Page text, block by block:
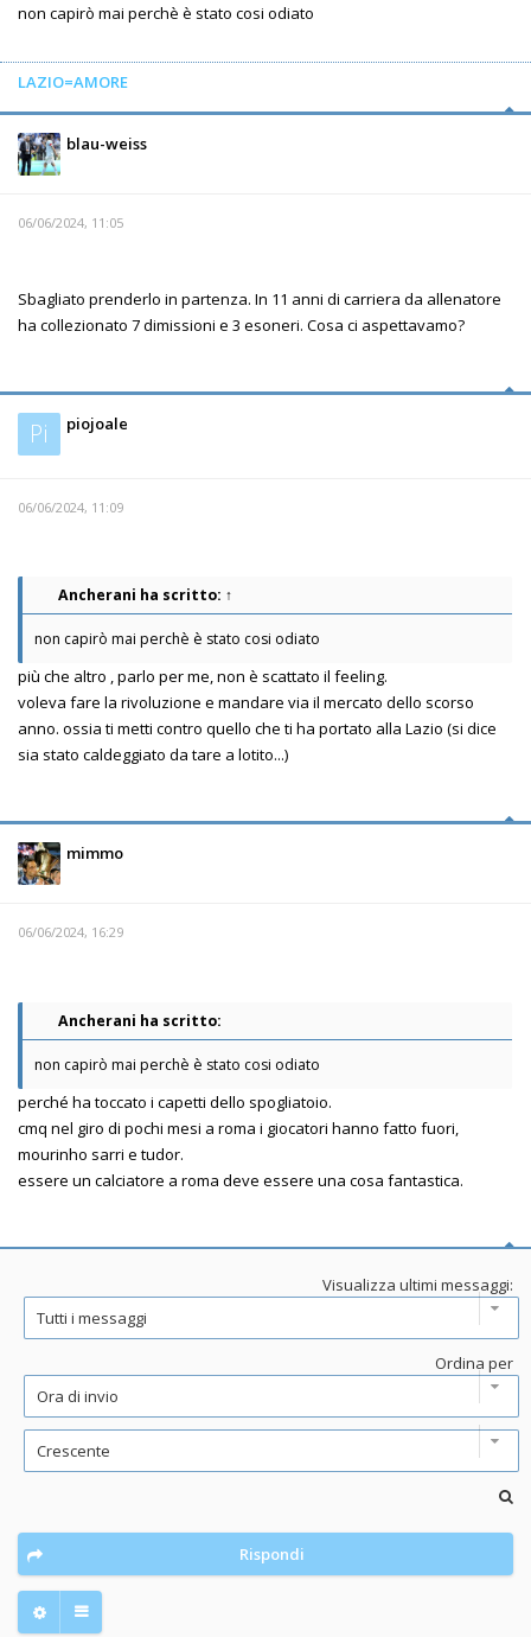
non capirò mai perchè è stato cosi odiato
LAZIO=AMORE
blau-weiss
06/06/2024, 11:05
Sbagliato prenderlo in partenza. In 11 anni di carriera da allenatore
ha collezionato 7 dimissioni e 3 esoneri. Cosa ci aspettavamo?
Pi piojoale
06/06/2024, 11:09
Ancherani ha scritto: ↑
non capirò mai perchè è stato cosi odiato
più che altro , parlo per me, non è scattato il feeling.
voleva fare la rivoluzione e mandare via il mercato dello scorso
anno. ossia ti metti contro quello che ti ha portato alla Lazio (si dice
sia stato caldeggiato da tare a lotito...)
mimmo
06/06/2024, 16:29
Ancherani ha scritto:
non capirò mai perchè è stato cosi odiato
perché ha toccato i capetti dello spogliatoio.
cmq nel giro di pochi mesi a roma i giocatori hanno fatto fuori,
mourinho sarri e tudor.
essere un calciatore a roma deve essere una cosa fantastica.
Visualizza ultimi messaggi:
Ordina per
Rispondi